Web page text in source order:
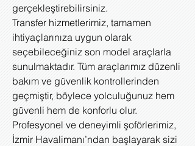
gerçekleştirebilirsiniz.
Transfer hizmetlerimiz, tamamen
ihtiyaçlarınıza uygun olarak
seçebileceğiniz son model araçlarla
sunulmaktadır. Tüm araçlarımız düzenli
bakım ve güvenlik kontrollerinden
geçmiştir, böylece yolculuğunuz hem
güvenli hem de konforlu olur.
Profesyonel ve deneyimli şoförlerimiz,
İzmir Havalimanı’ndan başlayarak sizi